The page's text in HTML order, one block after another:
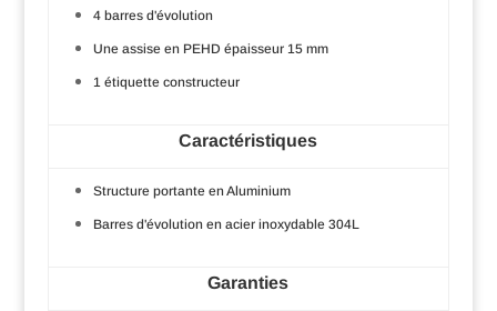
4 barres d'évolution
Une assise en PEHD épaisseur 15 mm
1 étiquette constructeur
Caractéristiques
Structure portante en Aluminium
Barres d'évolution en acier inoxydable 304L
Garanties